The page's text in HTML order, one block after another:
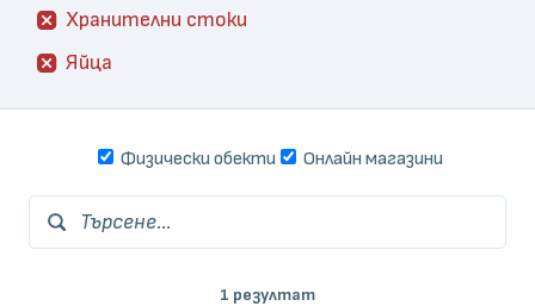
Хранителни стоки
Яйца
Физически обекти Онлайн магазини
Търсене...
1 резултат